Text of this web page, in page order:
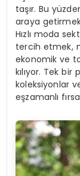
taşır. Bu
araya
Hızlı moda
tercih etmek,
ekonomik ve
kılıyor. Tek
koleksiyonlar
eşzamanlı